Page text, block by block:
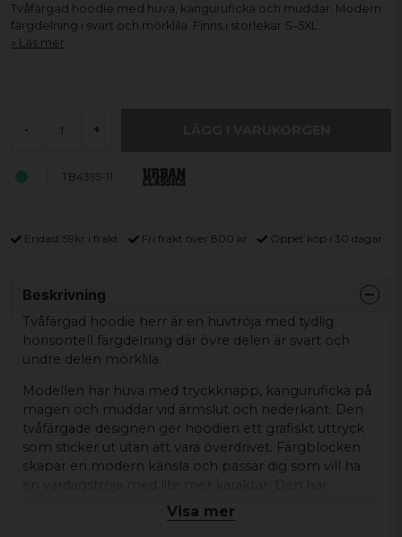
Tvåfärgad hoodie med huva, känguruficka och muddar. Modern
färgdelning i svart och mörklila. Finns i storlekar S–5XL.
Läs mer
- +
TB4395-11
Endast 59kr i frakt Fri frakt över 800 kr Öppet köp i 30 dagar
Beskrivning
Tvåfärgad hoodie herr är en huvtröja med tydlig
horisontell färgdelning där övre delen är svart och
undre delen mörklila.
Modellen har huva med tryckknapp, känguruficka på
magen och muddar vid ärmslut och nederkant. Den
tvåfärgade designen ger hoodien ett grafiskt uttryck
som sticker ut utan att vara överdrivet. Färgblocken
skapar en modern känsla och passar dig som vill ha
hoodien fungerar bra till jeans, cargobyxor eller som
Visa mer